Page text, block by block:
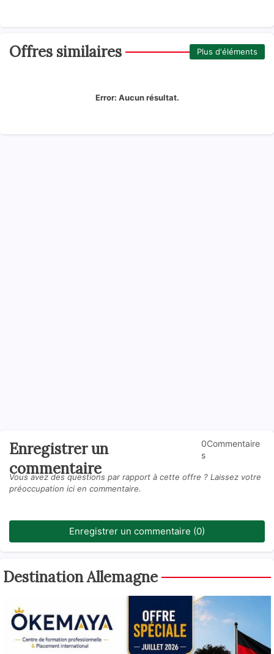
Offres similaires Plus d'éléments
Error: Aucun résultat.
Enregistrer un
commentaire
0Commentaire
s
Vous avez des questions par rapport à cette offre ? Laissez votre
préoccupation ici en commentaire.
Enregistrer un commentaire (0)
Destination Allemagne